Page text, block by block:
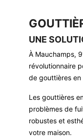
UNE
À Mauchamps,
révolutionnaire
de gouttières en
Les gouttières
problèmes de
robustes et
votre maison.